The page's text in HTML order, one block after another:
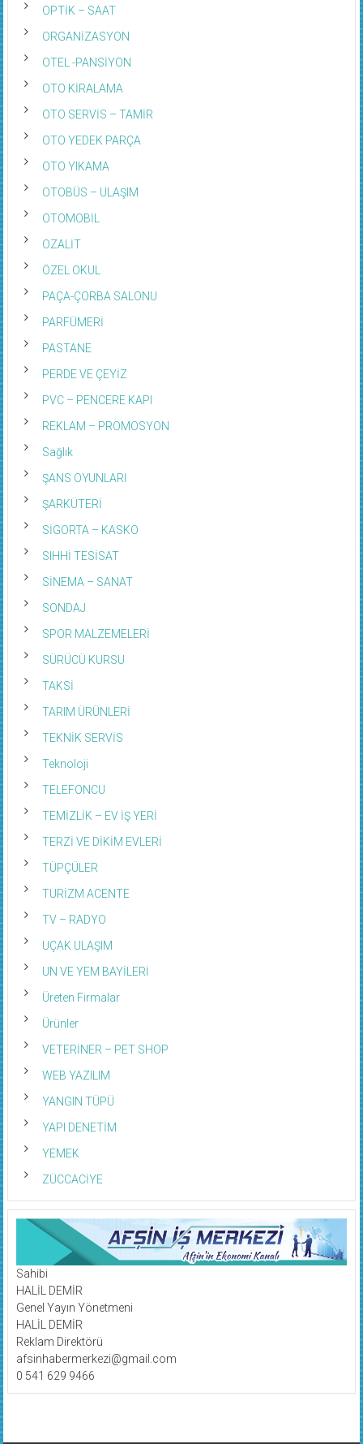
OPTİK – SAAT
ORGANİZASYON
OTEL -PANSİYON
OTO KİRALAMA
OTO SERVİS – TAMİR
OTO YEDEK PARÇA
OTO YIKAMA
OTOBÜS – ULAŞIM
OTOMOBİL
OZALİT
ÖZEL OKUL
PAÇA-ÇORBA SALONU
PARFÜMERİ
PASTANE
PERDE VE ÇEYİZ
PVC – PENCERE KAPI
REKLAM – PROMOSYON
Sağlık
ŞANS OYUNLARI
ŞARKÜTERİ
SİGORTA – KASKO
SIHHİ TESİSAT
SİNEMA – SANAT
SONDAJ
SPOR MALZEMELERİ
SÜRÜCÜ KURSU
TAKSİ
TARIM ÜRÜNLERİ
TEKNİK SERVİS
Teknoloji
TELEFONCU
TEMİZLİK – EV İŞ YERİ
TERZİ VE DİKİM EVLERİ
TÜPÇÜLER
TURİZM ACENTE
TV – RADYO
UÇAK ULAŞIM
UN VE YEM BAYİLERİ
Üreten Firmalar
Ürünler
VETERİNER – PET SHOP
WEB YAZILIM
YANGIN TÜPÜ
YAPI DENETİM
YEMEK
ZÜCCACİYE
Sahibi
HALİL DEMİR
Genel Yayın Yönetmeni
HALİL DEMİR
Reklam Direktörü
afsinhabermerkezi@gmail.com
0 541 629 9466